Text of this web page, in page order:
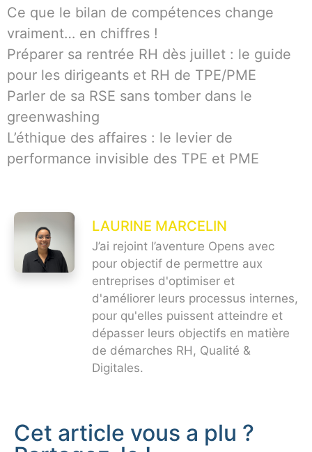
Ce que le bilan de compétences change
vraiment… en chiffres !
Préparer sa rentrée RH dès juillet : le guide
pour les dirigeants et RH de TPE/PME
Parler de sa RSE sans tomber dans le
greenwashing
L’éthique des affaires : le levier de
performance invisible des TPE et PME
LAURINE MARCELIN
J’ai rejoint l’aventure Opens avec
pour objectif de permettre aux
entreprises d'optimiser et
d'améliorer leurs processus internes,
pour qu'elles puissent atteindre et
dépasser leurs objectifs en matière
de démarches RH, Qualité &
Digitales.
Cet article vous a plu ?